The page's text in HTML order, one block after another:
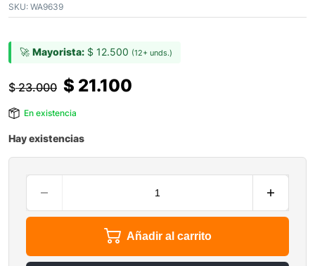
SKU: WA9639
🚀 Mayorista: $ 12.500 (12+ unds.)
$23.000 $ 21.100
En existencia
Hay existencias
Añadir al carrito